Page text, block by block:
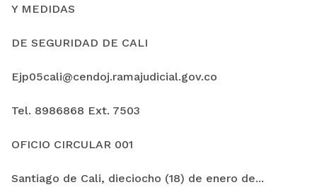
Y MEDIDAS
DE SEGURIDAD DE CALI
Ejp05cali@cendoj.ramajudicial.gov.co
Tel. 8986868 Ext. 7503
OFICIO CIRCULAR 001
Santiago de Cali, dieciocho (18) de enero de...